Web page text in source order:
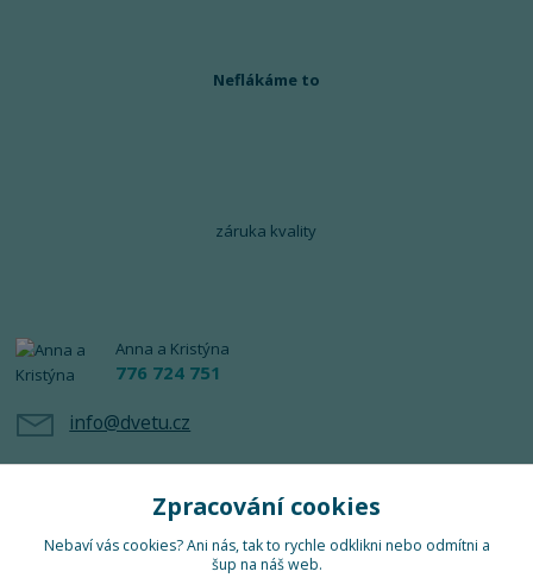
Neflákáme to
záruka kvality
Anna a Kristýna
776 724 751
info@dvetu.cz
Zpracování cookies
Nebaví vás cookies? Ani nás, tak to rychle odklikni nebo odmítni a
šup na náš web.